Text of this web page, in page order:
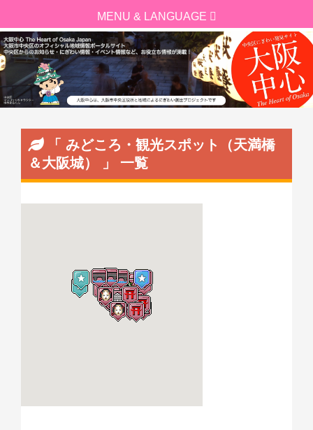
「 みどころ・観光スポット（天満橋
＆大阪城） 」 一覧